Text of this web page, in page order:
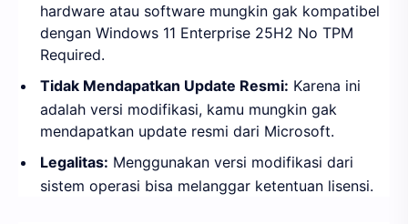
hardware atau software mungkin gak kompatibel
dengan Windows 11 Enterprise 25H2 No TPM
Required.
Tidak Mendapatkan Update Resmi: Karena ini
adalah versi modifikasi, kamu mungkin gak
mendapatkan update resmi dari Microsoft.
Legalitas: Menggunakan versi modifikasi dari
sistem operasi bisa melanggar ketentuan lisensi.